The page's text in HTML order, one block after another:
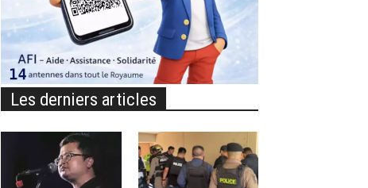
Les derniers articles